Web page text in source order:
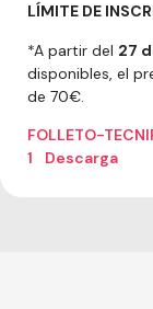
LÍMITE DE
*A partir del 27
disponibles, el
de 70€.
FOLLETO-
1
Descarga